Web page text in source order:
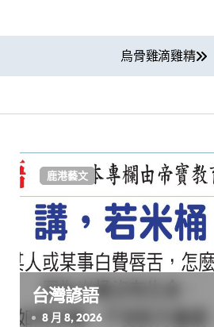
烏骨雞滴雞精
鹿港藝文
台灣諺語
8 月 8, 2026